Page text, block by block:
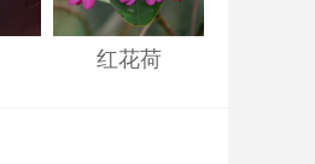
红花荷